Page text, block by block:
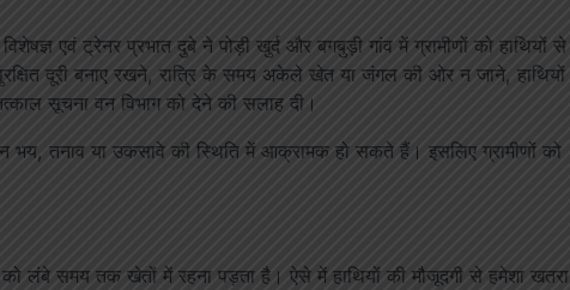
एवं ट्रेनर प्रभात दुबे ने पोड़ी खुर्द और बगबुड़ी गांव में ग्रामीणों को हाथियों से
सुरक्षित दूरी बनाए रखने, रात्रि के समय अकेले खेत या जंगल की ओर न जाने, हाथियों
सूचना वन विभाग को देने की सलाह दी।
भय, तनाव या उकसावे की स्थिति में आक्रामक हो सकते हैं। इसलिए ग्रामीणों को
लंबे समय तक खेतों में रहना पड़ता है। ऐसे में हाथियों की मौजूदगी से हमेशा खतरा